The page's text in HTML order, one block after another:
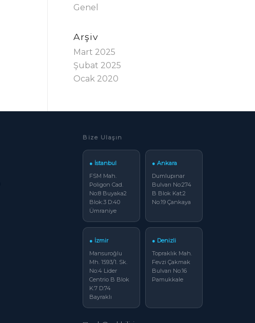
Genel
Arşiv
Mart 2025
Şubat 2025
Ocak 2020
Bize Ulaşın
● İstanbul
FSM Mah.
Poligon Cad.
No:8 Buyaka2
Blok:3 D:40
Ümraniye
● Ankara
Dumlupınar
Bulvarı No:274
B Blok Kat:2
No:19 Çankaya
● İzmir
Mansuroğlu
Mh. 1593/1. Sk.
No:4 Lider
Centrio B Blok
K:7 D:74
Bayraklı
● Denizli
Topraklık Mah.
Fevzi Çakmak
Bulvarı No:16
Pamukkale